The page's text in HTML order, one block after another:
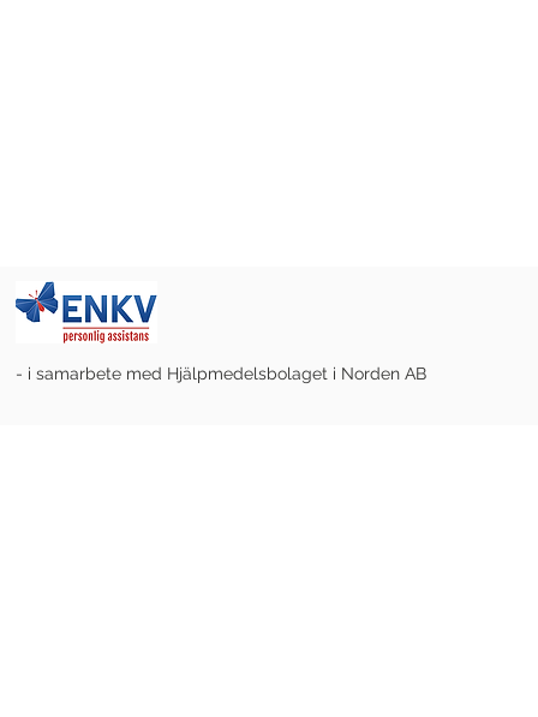
- i samarbete med Hjälpmedelsbolaget i Norden AB